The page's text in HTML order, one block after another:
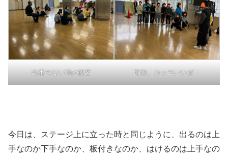
出番のない時は観客 助弥、カッコいいぜ！
今日は、ステージ上に立った時と同じように、出るのは上
手なのか下手なのか、板付きなのか、はけるのは上手なの